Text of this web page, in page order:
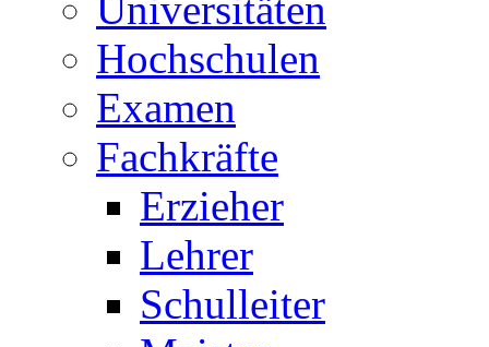
Universitäten
Hochschulen
Examen
Fachkräfte
Erzieher
Lehrer
Schulleiter